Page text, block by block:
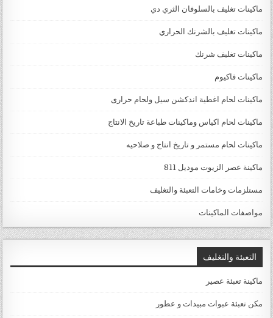
ماكينات تغليف بالسلوفان الثري دي
ماكينات تغليف بالشرنك الحراري
ماكينات تغليف شرنك
ماكينات فاكيوم
ماكينات لحام اغطية اندكشن سيل ولحام حرارى
ماكينات لحام اكياس وماكينات طباعة تاريخ الانتاج
ماكينات لحام مستمر و تاريخ انتاج و صلاحيه
ماكينة عصر الزيوت موديل 811
مستلزمات وخامات التعبئة والتغليف
مواصفات الماكينات
التعبئة والتغليف
ماكينة تعبئة عصير
مكن تعبئة عبوات مبيدات و عطور